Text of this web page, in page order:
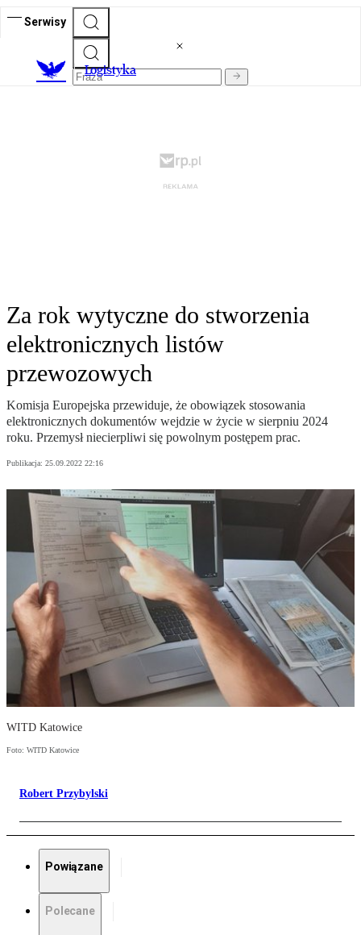
Serwisy
Logistyka
Za rok wytyczne do stworzenia
elektronicznych listów
przewozowych
Komisja Europejska przewiduje, że obowiązek stosowania
elektronicznych dokumentów wejdzie w życie w sierpniu 2024
roku. Przemysł niecierpliwi się powolnym postępem prac.
Publikacja: 25.09.2022 22:16
WITD Katowice
Foto: WITD Katowice
Robert Przybylski
Powiązane
Polecane